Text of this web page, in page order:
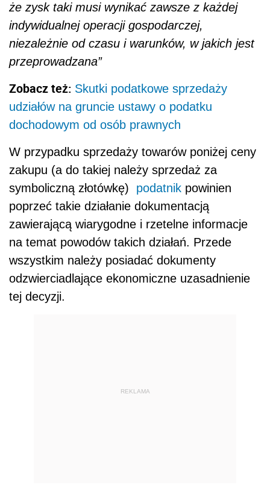
że zysk taki musi wynikać zawsze z każdej
indywidualnej operacji gospodarczej,
niezależnie od czasu i warunków, w jakich jest
przeprowadzana”
Zobacz też: Skutki podatkowe sprzedaży
udziałów na gruncie ustawy o podatku
dochodowym od osób prawnych
W przypadku sprzedaży towarów poniżej ceny
zakupu (a do takiej należy sprzedaż za
symboliczną złotówkę) podatnik powinien
poprzeć takie działanie dokumentacją
zawierającą wiarygodne i rzetelne informacje
na temat powodów takich działań. Przede
wszystkim należy posiadać dokumenty
odzwierciadlające ekonomiczne uzasadnienie
tej decyzji.
REKLAMA